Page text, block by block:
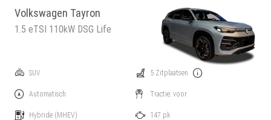
Volkswagen Tayron
1.5 eTSI 110kW DSG Life
SUV
Automatisch
Hybride (MHEV)
5 Zitplaatsen
Tractie: voor
147 pk